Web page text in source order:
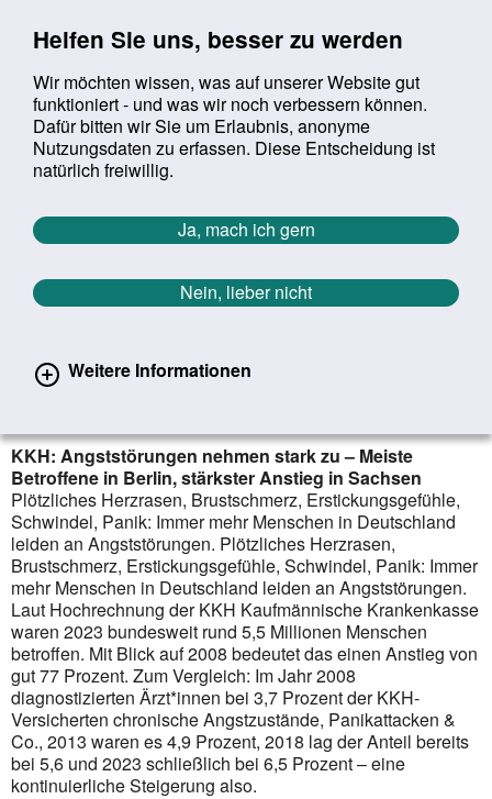
Helfen Sie uns, besser zu werden
Wir möchten wissen, was auf unserer Website gut
funktioniert - und was wir noch verbessern können.
Dafür bitten wir Sie um Erlaubnis, anonyme
Nutzungsdaten zu erfassen. Diese Entscheidung ist
natürlich freiwillig.
Ja, mach ich gern
Nein, lieber nicht
Weitere Informationen
Suchbegriff:
Sie befinden sich hier:
Startseite Aktuelles Aktuelle Meldungen
Aktuelle Meldungen
Zurück zur Übersicht erster
vorheriger
221/1627
Wenn Sorgen und Furcht den Alltag
KKH: Angststörungen nehmen stark zu – Meiste
Betroffene in Berlin, stärkster Anstieg in Sachsen
Plötzliches Herzrasen, Brustschmerz, Erstickungsgefühle,
Schwindel, Panik: Immer mehr Menschen in Deutschland
leiden an Angststörungen. Plötzliches Herzrasen,
Brustschmerz, Erstickungsgefühle, Schwindel, Panik: Immer
mehr Menschen in Deutschland leiden an Angststörungen.
Laut Hochrechnung der KKH Kaufmännische Krankenkasse
waren 2023 bundesweit rund 5,5 Millionen Menschen
betroffen. Mit Blick auf 2008 bedeutet das einen Anstieg von
gut 77 Prozent. Zum Vergleich: Im Jahr 2008
diagnostizierten Ärzt*innen bei 3,7 Prozent der KKH-
Versicherten chronische Angstzustände, Panikattacken &
Co., 2013 waren es 4,9 Prozent, 2018 lag der Anteil bereits
bei 5,6 und 2023 schließlich bei 6,5 Prozent – eine
kontinuierliche Steigerung also.